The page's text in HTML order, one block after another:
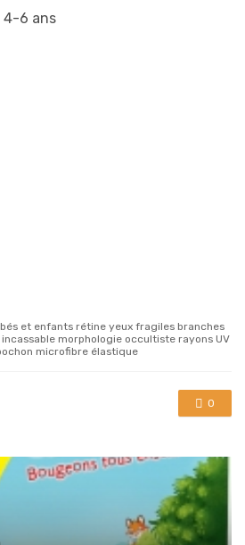
4-6 ans
et enfants rétine yeux fragiles branches
morphologie occultiste rayons UV
microfibre élastique
0